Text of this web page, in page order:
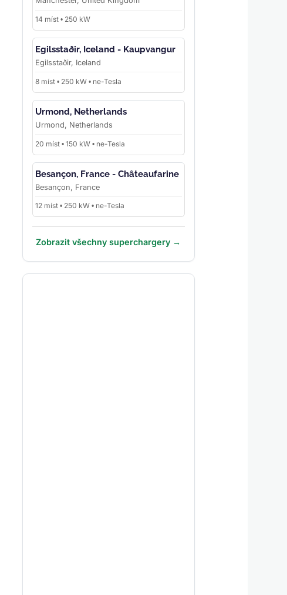
14 míst • 250 kW
Egilsstaðir, Iceland - Kaupvangur
Egilsstaðir, Iceland
8 míst • 250 kW • ne-Tesla
Urmond, Netherlands
Urmond, Netherlands
20 míst • 150 kW • ne-Tesla
Besançon, France - Châteaufarine
Besançon, France
12 míst • 250 kW • ne-Tesla
Zobrazit všechny superchargery →